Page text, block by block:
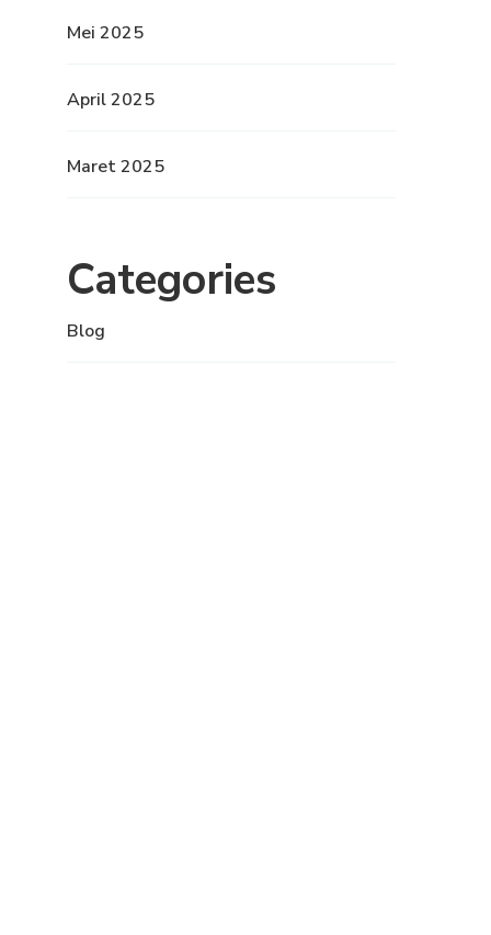
Mei 2025
April 2025
Maret 2025
Categories
Blog